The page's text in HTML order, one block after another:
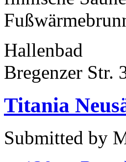
Hallenbad
Bregenzer Str.
Titania
Submitted by